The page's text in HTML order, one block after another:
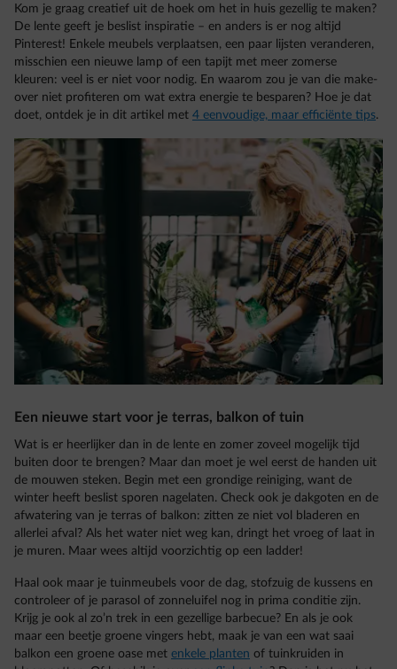
Kom je graag creatief uit de hoek om het in huis gezellig te maken?
De lente geeft je beslist inspiratie – en anders is er nog altijd
Pinterest! Enkele meubels verplaatsen, een paar lijsten veranderen,
misschien een nieuwe lamp of een tapijt met meer zomerse
kleuren: veel is er niet voor nodig. En waarom zou je van die make-
over niet profiteren om wat extra energie te besparen? Hoe je dat
doet, ontdek je in dit artikel met 4 eenvoudige, maar efficiënte tips.
Een nieuwe start voor je terras, balkon of tuin
Wat is er heerlijker dan in de lente en zomer zoveel mogelijk tijd
buiten door te brengen? Maar dan moet je wel eerst de handen uit
de mouwen steken. Begin met een grondige reiniging, want de
winter heeft beslist sporen nagelaten. Check ook je dakgoten en de
afwatering van je terras of balkon: zitten ze niet vol bladeren en
allerlei afval? Als het water niet weg kan, dringt het vroeg of laat in
je muren. Maar wees altijd voorzichtig op een ladder!
Haal ook maar je tuinmeubels voor de dag, stofzuig de kussens en
controleer of je parasol of zonneluifel nog in prima conditie zijn.
Krijg je ook al zo’n trek in een gezellige barbecue? En als je ook
maar een beetje groene vingers hebt, maak je van een wat saai
balkon een groene oase met enkele planten of tuinkruiden in